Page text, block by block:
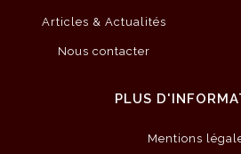
Articles & Actualités
Nous contacter
PLUS
Mentions